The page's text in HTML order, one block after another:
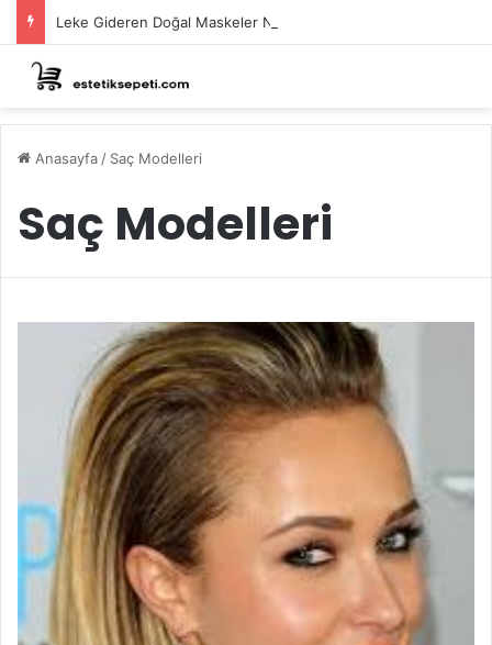
Leke Gideren Doğal Maskeler Nasıl Yapılır?
Anasayfa / Saç Modelleri
Saç Modelleri